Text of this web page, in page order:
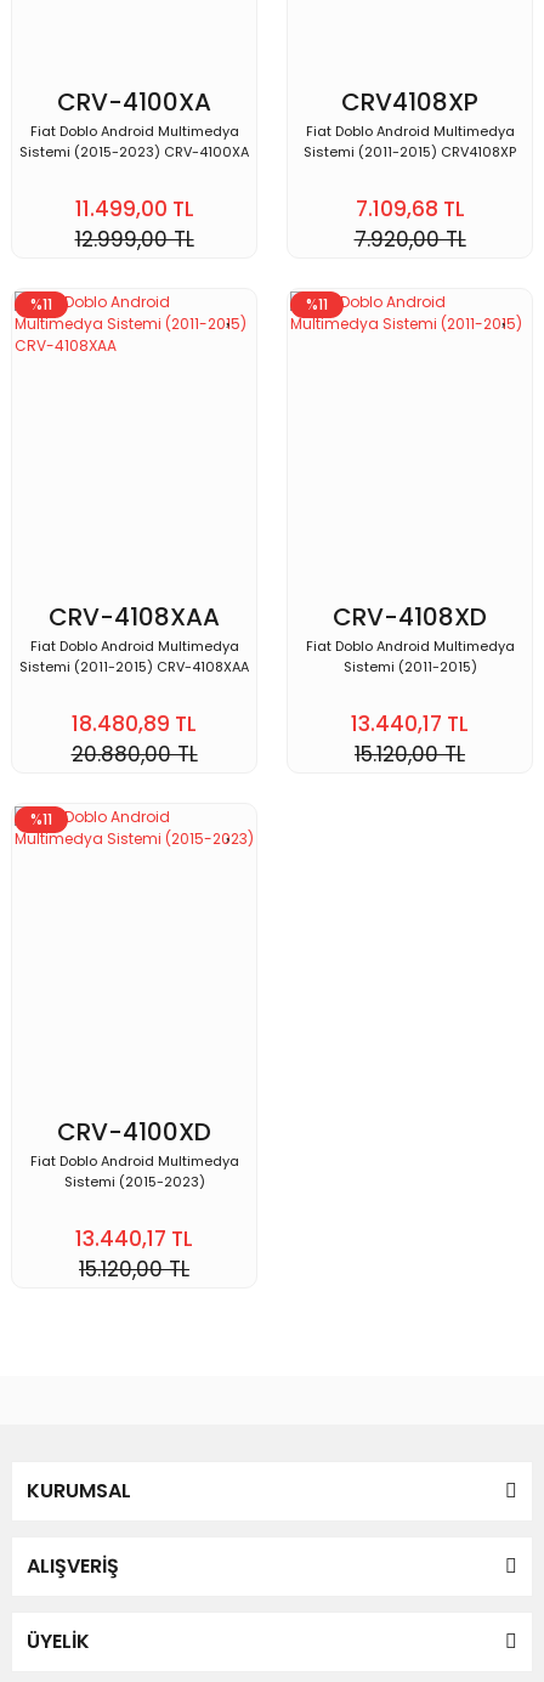
CRV-4100XA
Fiat Doblo Android Multimedya
Sistemi (2015-2023) CRV-4100XA
11.499,00 TL
12.999,00 TL
CRV4108XP
Fiat Doblo Android Multimedya
Sistemi (2011-2015) CRV4108XP
7.109,68 TL
7.920,00 TL
%11
CRV-4108XAA
Fiat Doblo Android Multimedya
Sistemi (2011-2015) CRV-4108XAA
18.480,89 TL
20.880,00 TL
%11
CRV-4108XD
Fiat Doblo Android Multimedya
Sistemi (2011-2015)
13.440,17 TL
15.120,00 TL
%11
CRV-4100XD
Fiat Doblo Android Multimedya
Sistemi (2015-2023)
13.440,17 TL
15.120,00 TL
KURUMSAL
ALIŞVERİŞ
ÜYELİK